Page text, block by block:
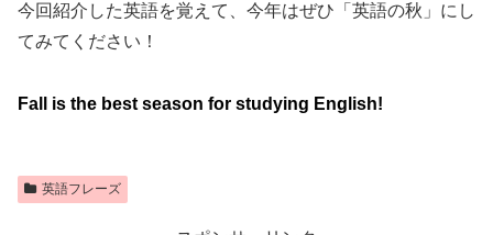
今回紹介した英語を覚えて、今年はぜひ「英語の秋」にし
てみてください！
Fall is the best season for studying English!
英語フレーズ